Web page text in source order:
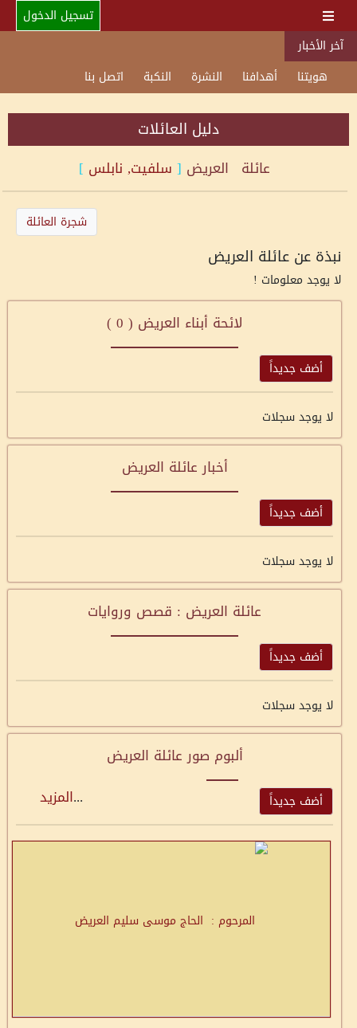
تسجيل الدخول
آخر الأخبار
هويتنا
أهدافنا النشرة النكبة اتصل بنا
دليل العائلات
عائلة العريض [ سلفيت, نابلس ]
شجرة العائلة
نبذة عن عائلة العريض
لا يوجد معلومات !
لائحة أبناء العريض ( 0
)
أضف جديداً
لا يوجد سجلات
أخبار عائلة العريض
أضف جديداً
لا يوجد سجلات
عائلة العريض : قصص وروايات
أضف جديداً
لا يوجد سجلات
ألبوم صور عائلة العريض
أضف جديداً ...المزيد